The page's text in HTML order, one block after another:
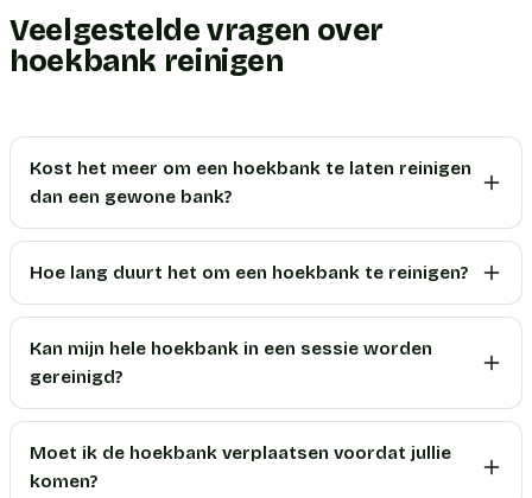
Veelgestelde vragen over
hoekbank reinigen
Kost het meer om een hoekbank te laten reinigen
dan een gewone bank?
Hoe lang duurt het om een hoekbank te reinigen?
Kan mijn hele hoekbank in een sessie worden
gereinigd?
Moet ik de hoekbank verplaatsen voordat jullie
komen?